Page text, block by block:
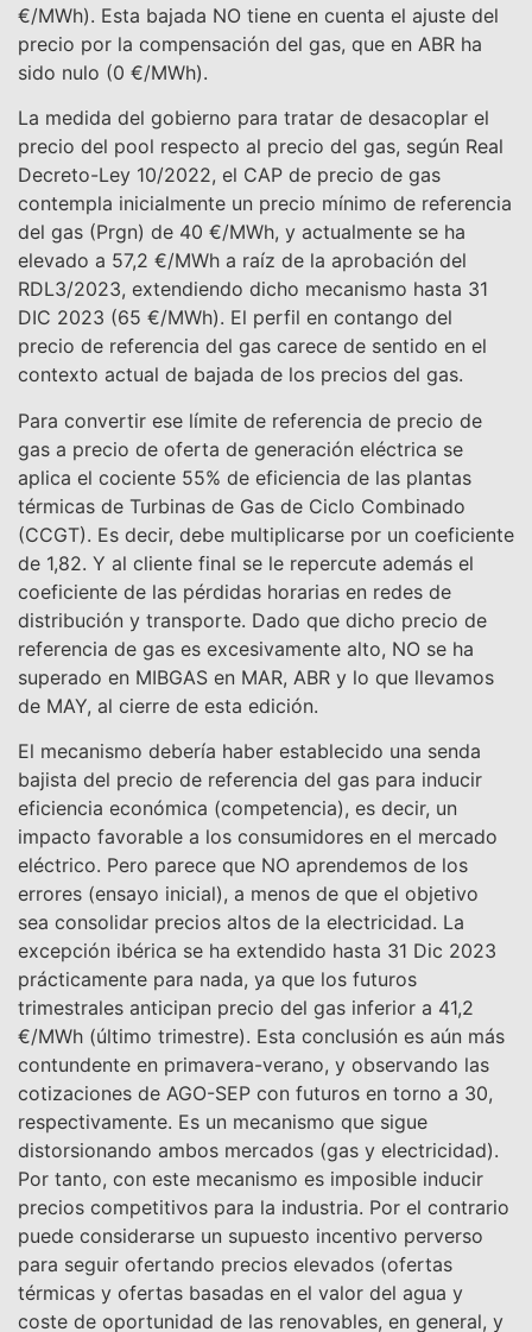
€/MWh). Esta bajada NO tiene en cuenta el ajuste del
precio por la compensación del gas, que en ABR ha
sido nulo (0 €/MWh).
La medida del gobierno para tratar de desacoplar el
precio del pool respecto al precio del gas, según Real
Decreto-Ley 10/2022, el CAP de precio de gas
contempla inicialmente un precio mínimo de referencia
del gas (Prgn) de 40 €/MWh, y actualmente se ha
elevado a 57,2 €/MWh a raíz de la aprobación del
RDL3/2023, extendiendo dicho mecanismo hasta 31
DIC 2023 (65 €/MWh). El perfil en contango del
precio de referencia del gas carece de sentido en el
contexto actual de bajada de los precios del gas.
Para convertir ese límite de referencia de precio de
gas a precio de oferta de generación eléctrica se
aplica el cociente 55% de eficiencia de las plantas
térmicas de Turbinas de Gas de Ciclo Combinado
(CCGT). Es decir, debe multiplicarse por un coeficiente
de 1,82. Y al cliente final se le repercute además el
coeficiente de las pérdidas horarias en redes de
distribución y transporte. Dado que dicho precio de
referencia de gas es excesivamente alto, NO se ha
superado en MIBGAS en MAR, ABR y lo que llevamos
de MAY, al cierre de esta edición.
El mecanismo debería haber establecido una senda
bajista del precio de referencia del gas para inducir
eficiencia económica (competencia), es decir, un
impacto favorable a los consumidores en el mercado
eléctrico. Pero parece que NO aprendemos de los
errores (ensayo inicial), a menos de que el objetivo
sea consolidar precios altos de la electricidad. La
excepción ibérica se ha extendido hasta 31 Dic 2023
prácticamente para nada, ya que los futuros
trimestrales anticipan precio del gas inferior a 41,2
€/MWh (último trimestre). Esta conclusión es aún más
contundente en primavera-verano, y observando las
cotizaciones de AGO-SEP con futuros en torno a 30,
respectivamente. Es un mecanismo que sigue
distorsionando ambos mercados (gas y electricidad).
Por tanto, con este mecanismo es imposible inducir
precios competitivos para la industria. Por el contrario
puede considerarse un supuesto incentivo perverso
para seguir ofertando precios elevados (ofertas
térmicas y ofertas basadas en el valor del agua y
coste de oportunidad de las renovables, en general, y